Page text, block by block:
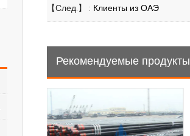
【След.】 : Клиенты из ОАЭ
Рекомендуемые продукты